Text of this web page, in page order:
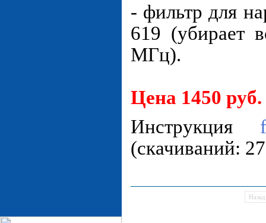
- фильтр для
619 (убирает
МГц).
Цена 1450 руб.
Инструкция
(cкачиваний:
Назад